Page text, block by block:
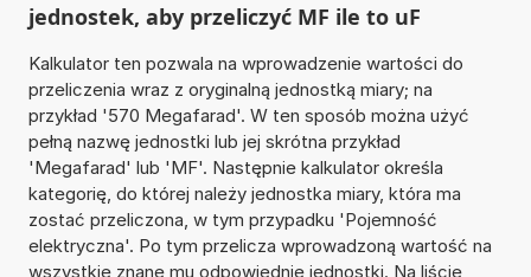
jednostek, aby przeliczyć MF ile to uF
Kalkulator ten pozwala na wprowadzenie wartości do
przeliczenia wraz z oryginalną jednostką miary; na
przykład '570 Megafarad'. W ten sposób można użyć
pełną nazwę jednostki lub jej skrótna przykład
'Megafarad' lub 'MF'. Następnie kalkulator określa
kategorię, do której należy jednostka miary, która ma
zostać przeliczona, w tym przypadku 'Pojemność
elektryczna'. Po tym przelicza wprowadzoną wartość na
wszystkie znane mu odpowiednie jednostki. Na liście